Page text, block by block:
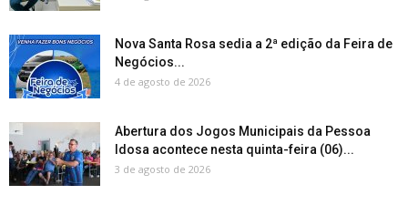
Nova Santa Rosa sedia a 2ª edição da Feira de
Negócios...
4 de agosto de 2026
Abertura dos Jogos Municipais da Pessoa
Idosa acontece nesta quinta-feira (06)...
3 de agosto de 2026